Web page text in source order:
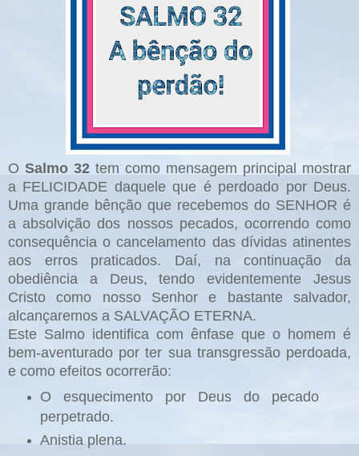
O Salmo 32 tem como mensagem principal mostrar
a FELICIDADE daquele que é perdoado por Deus.
Uma grande bênção que recebemos do SENHOR é
a absolvição dos nossos pecados, ocorrendo como
consequência o cancelamento das dívidas atinentes
aos erros praticados. Daí, na continuação da
obediência a Deus, tendo evidentemente Jesus
Cristo como nosso Senhor e bastante salvador,
alcançaremos a SALVAÇÃO ETERNA.
Este Salmo identifica com ênfase que o homem é
bem-aventurado por ter sua transgressão perdoada,
e como efeitos ocorrerão:
O esquecimento por Deus do pecado
perpetrado.
Anistia plena.